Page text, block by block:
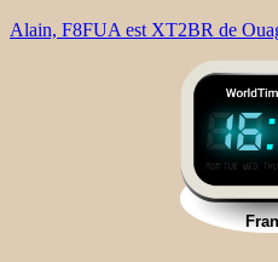
Alain, F8FUA est XT2BR de